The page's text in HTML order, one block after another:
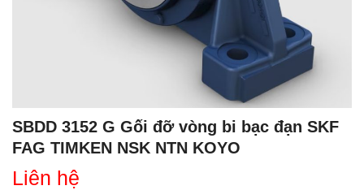
SBDD 3152 G Gối đỡ vòng bi bạc đạn SKF
FAG TIMKEN NSK NTN KOYO
Liên hệ